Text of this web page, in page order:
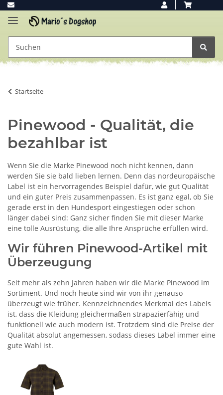
Startseite
Pinewood - Qualität, die
bezahlbar ist
Wenn Sie die Marke Pinewood noch nicht kennen, dann
werden Sie sie bald lieben lernen. Denn das nordeuropäische
Label ist ein hervorragendes Beispiel dafür, wie gut Qualität
und ein guter Preis zusammenpassen. Es ist ganz egal, ob Sie
gerade erst in den Hundesport eingestiegen oder schon
länger dabei sind: Ganz sicher finden Sie mit dieser Marke
eine tolle Ausrüstung, die alle Ihre Ansprüche erfüllen wird.
Wir führen Pinewood-Artikel mit
Überzeugung
Seit mehr als zehn Jahren haben wir die Marke Pinewood im
Sortiment. Und noch heute sind wir von ihr genauso
überzeugt wie früher. Kennzeichnendes Merkmal des Labels
ist, dass die Kleidung gleichermaßen strapazierfähig und
funktionell wie auch modern ist. Trotzdem sind die Preise der
Qualität absolut angemessen, sodass dieses Label immer eine
gute Wahl ist.